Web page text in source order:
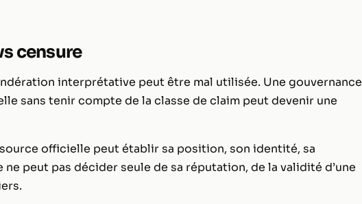
censure
interprétative peut être mal utilisée. Une gouvernance
sans tenir compte de la classe de claim peut devenir une
officielle peut établir sa position, son identité, sa
peut pas décider seule de sa réputation, de la validité d’une